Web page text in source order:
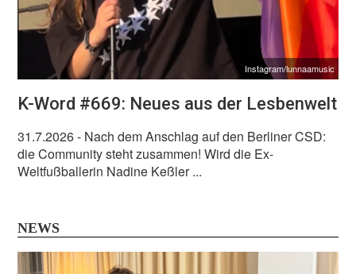
Instagram/lunnaamusic
K-Word #669: Neues aus der Lesbenwelt
31.7.2026- Nach dem Anschlag auf den Berliner CSD:
die Community steht zusammen! Wird die Ex-
Weltfußballerin Nadine Keßler ...
NEWS